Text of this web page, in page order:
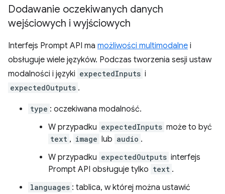
Dodawanie oczekiwanych danych
wejściowych i wyjściowych
Interfejs Prompt API ma możliwości multimodalne i
obsługuje wiele języków. Podczas tworzenia sesji ustaw
modalności i języki expectedInputs i
expectedOutputs .
type : oczekiwana modalność.
W przypadku expectedInputs może to być
text , image lub audio .
W przypadku expectedOutputs interfejs
Prompt API obsługuje tylko text .
languages : tablica, w której można ustawić